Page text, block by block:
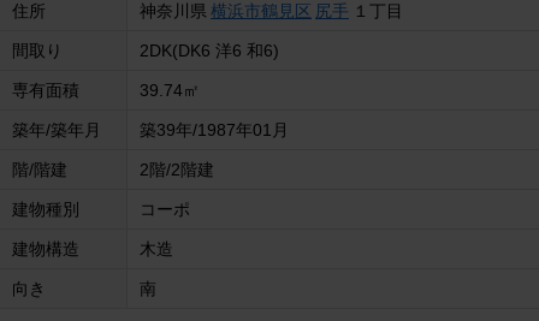
住所 神奈川県 横浜市鶴見区 尻手 １丁目
間取り 2DK(DK6 洋6 和6)
専有面積 39.74㎡
築年/築年月 築39年/1987年01月
階/階建 2階/2階建
建物種別 コーポ
建物構造 木造
向き 南